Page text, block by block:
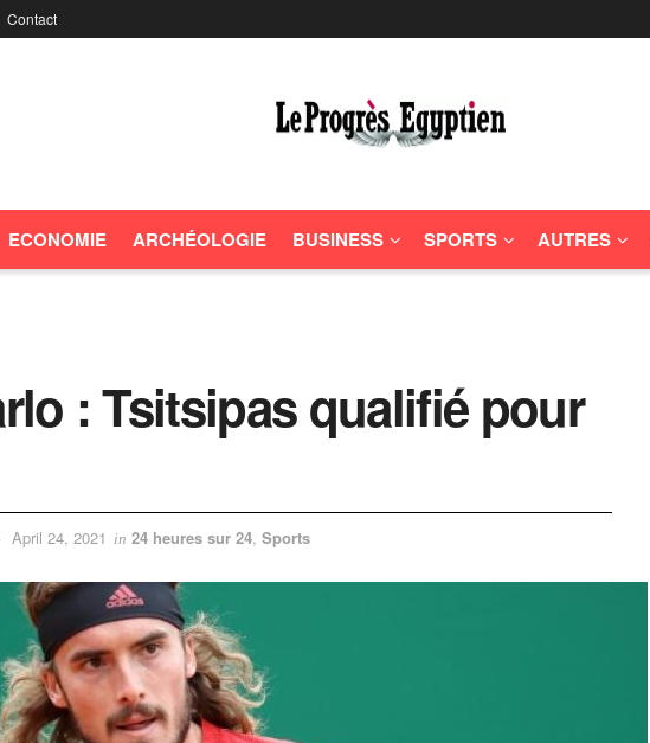
Contact
ECONOMIE ARCHÉOLOGIE BUSINESS SPORTS AUTRES
: Tsitsipas qualifié pour
April 24, 2021 in 24 heures sur 24, Sports